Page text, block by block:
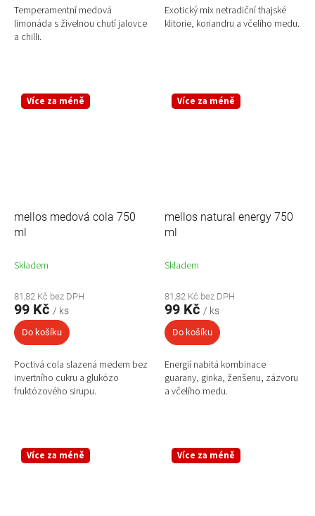
Temperamentní medová
limonáda s živelnou chutí jalovce
a chilli.
Exotický mix netradiční thajské
klitorie, koriandru a včelího medu.
Více za méně
mellos medová cola 750
ml
Skladem
81,82 Kč bez DPH
99 Kč / ks
Do košíku
Poctivá cola slazená medem bez
invertního cukru a glukózo
fruktózového sirupu.
Více za méně
mellos natural energy 750
ml
Skladem
81,82 Kč bez DPH
99 Kč / ks
Do košíku
Energií nabitá kombinace
guarany, ginka, ženšenu, zázvoru
a včelího medu.
Více za méně Více za méně